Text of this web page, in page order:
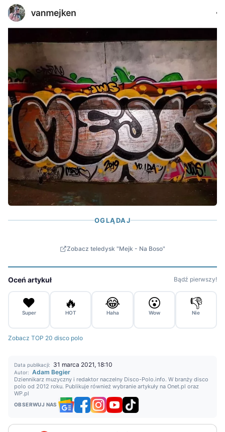
OGLĄDAJ
Zobacz teledysk "Mejk - Na Boso"
Oceń artykuł Bądź pierwszy!
❤️
Super
🔥
HOT
😂
Haha
😮
Wow
👎
Nie
Zobacz TOP 20 disco polo
Data publikacji: 31 marca 2021, 18:10
Autor: Adam Begier
Dziennikarz muzyczny i redaktor naczelny Disco-Polo.info. W branży disco
polo od 2012 roku. Publikuje również wybranie artykuły na Onet.pl oraz
WP.pl
OBSERWUJ NAS